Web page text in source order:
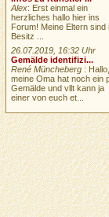
Alex: Erst einmal ein
herzliches hallo hier ins
Forum! Meine Eltern sind
Besitz ...
26.07.2019, 16:32 Uhr
Gemälde identifizi...
René Müncheberg : Hallo,
meine Oma hat noch ein
Gemälde und vllt kann ja
einer von euch et...